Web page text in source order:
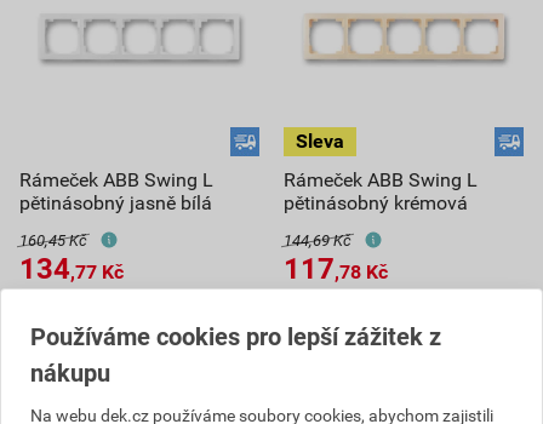
Rámeček ABB Swing L
pětinásobný jasně bílá
160,45 Kč
134,77 Kč
cena za ks s DPH
V centrálním skladu
Můžete mít 11. 8. v prodejně
ks
Rámeček ABB Swing L
pětinásobný krémová
144,69 Kč
117,78 Kč
cena za ks s DPH
V centrálním skladu
ks
Používáme cookies pro lepší zážitek z
nákupu
Na webu dek.cz používáme soubory cookies, abychom zajistili